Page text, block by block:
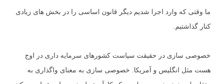
ما وقتی که وارد اجرا شدیم دیگر قانون اساسی را در بخش های زیادی
کنار گذاشتیم.
خصوصی سازی در حقیقت سیاست کشورهای سرمایه داری در اوج
هست مثل انگلیس و آمریکا. خصوصی سازی به معنای واگذاری به